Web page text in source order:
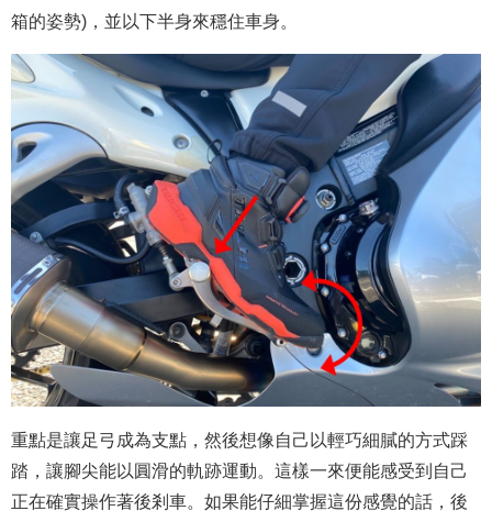
箱的姿勢)，並以下半身來穩住車身。
重點是讓足弓成為支點，然後想像自己以輕巧細膩的方式踩
踏，讓腳尖能以圓滑的軌跡運動。這樣一來便能感受到自己
正在確實操作著後剎車。如果能仔細掌握這份感覺的話，後